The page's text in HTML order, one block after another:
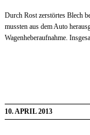
Durch Rost zerstörtes Blech
mussten aus dem Auto
Wagenheberaufnahme.
10. APRIL 2013